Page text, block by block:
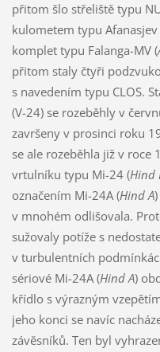
přitom šlo střeliště typu
kulometem typu
komplet typu Falanga-MV (
přitom staly čtyři
s navedením typu CLOS.
(V-24) se rozeběhly v
završeny v prosinci roku
se ale rozeběhla již v roce
vrtulníku typu Mi-24 (Hind
označením Mi-24A (Hind A
v mnohém odlišovala.
sužovaly potíže s
v turbulentních
sériové Mi-24A (Hind A)
křídlo s výrazným
jeho konci se navíc
závěsníků. Ten byl